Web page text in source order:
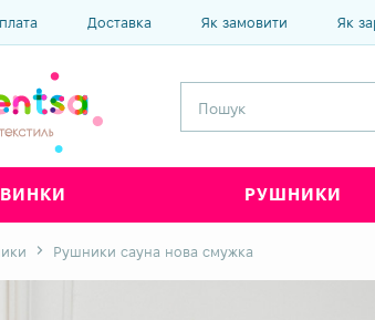
Доставка Як замовити Як
РУШНИКИ
Рушники сауна нова смужка